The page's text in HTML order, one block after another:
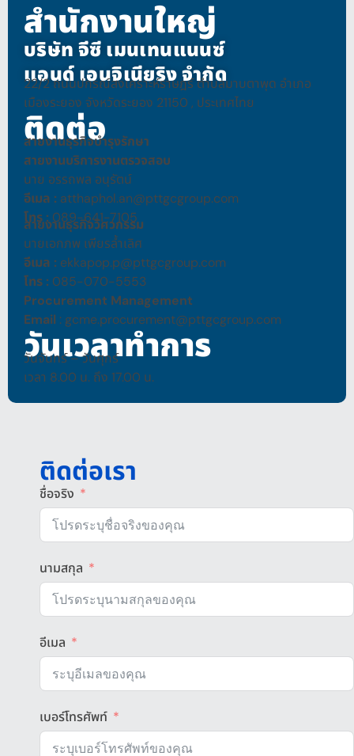
สำนักงานใหญ่
บริษัท จีซี เมนเทนแนนซ์
แอนด์ เอนจิเนียริง จำกัด
22/2 ถนนปกรณ์สงเคราะห์ราษฎร์ ตำบลมาบตาพุด อำเภอ
เมืองระยอง จังหวัดระยอง 21150 , ประเทศไทย
ติดต่อ
สายงานธุรกิจบำรุงรักษา
สายงานบริการงานตรวจสอบ
นาย อรรถพล อนุรัตน์
อีเมล : atthaphol.an@pttgcgroup.com
โทร:089-641-7105
สายงานธุรกิจวิศวกรรม
นายเอกภพ เพียรล้ำเลิศ
อีเมล : ekkapop.p@pttgcgroup.com
โทร : 085-070-5553
Procurement Management
Email : gcme.procurement@pttgcgroup.com
วันเวลาทำการ
วันจันทร์ – วันศุกร์
เวลา 8.00 น. ถึง 17.00 น.
ติดต่อเรา
ชื่อจริง
นามสกุล
อีเมล
เบอร์โทรศัพท์